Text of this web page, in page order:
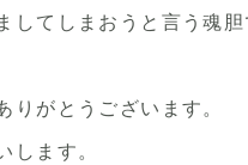
してしまおうと言う魂
りがとうございます。
します。